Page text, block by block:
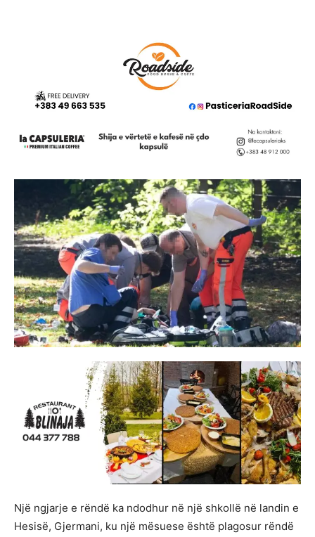
Një ngjarje e rëndë ka ndodhur në një shkollë në landin e
Hesisë, Gjermani, ku një mësuese është plagosur rëndë